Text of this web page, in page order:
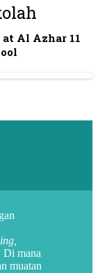
Al Azhar 11
Di mana
muatan